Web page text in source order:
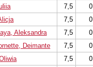
QR-Code
Hoch- und
von Spielen oder
als PGN-Dateien
7,5
0
7,5
0
Aleksandra 7,5
0
Deimante 7,5
0
7,5
0